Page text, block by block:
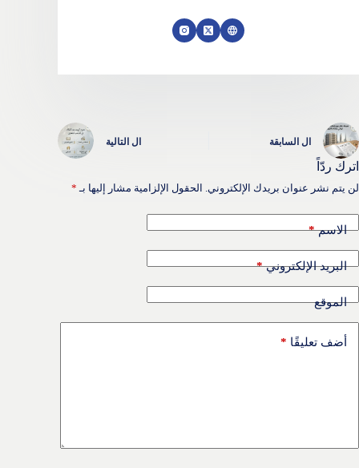
ال السابقة ال التالية
اترك ردّاً
لن يتم نشر عنوان بريدك الإلكتروني. الحقول الإلزامية مشار إليها بـ *
الاسم*
البريد الإلكتروني*
الموقع
أضف تعليقًا *